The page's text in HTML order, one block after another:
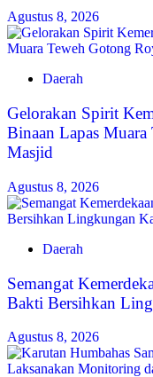
Agustus 8, 2026
Daerah
Gelorakan Spirit
Binaan Lapas
Masjid
Agustus 8, 2026
Daerah
Semangat
Bakti Bersihkan
Agustus 8, 2026